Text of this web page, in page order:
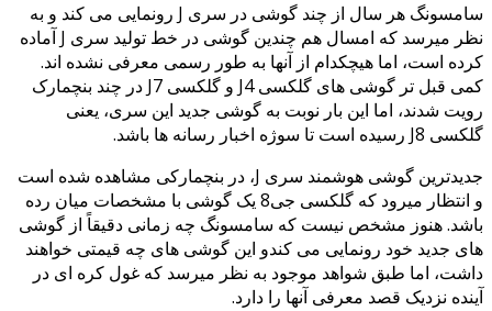
سامسونگ هر سال از چند گوشی در سری J رونمایی می کند و به
نظر میرسد که امسال هم چندین گوشی در خط تولید سری J آماده
کرده است، اما هیچکدام از آنها به طور رسمی معرفی نشده اند.
کمی قبل تر گوشی های گلکسی J4 و گلکسی J7 در چند بنچمارک
رویت شدند، اما این بار نوبت به گوشی جدید این سری، یعنی
گلکسی J8 رسیده است تا سوژه اخبار رسانه ها باشد.
جدیدترین گوشی هوشمند سری J، در بنچمارکی مشاهده شده است
و انتظار میرود که گلکسی جی8 یک گوشی با مشخصات میان رده
باشد. هنوز مشخص نیست که سامسونگ چه زمانی دقیقاً از گوشی
های جدید خود رونمایی می کندو این گوشی های چه قیمتی خواهند
داشت، اما طبق شواهد موجود به نظر میرسد که غول کره ای در
آینده نزدیک قصد معرفی آنها را دارد.